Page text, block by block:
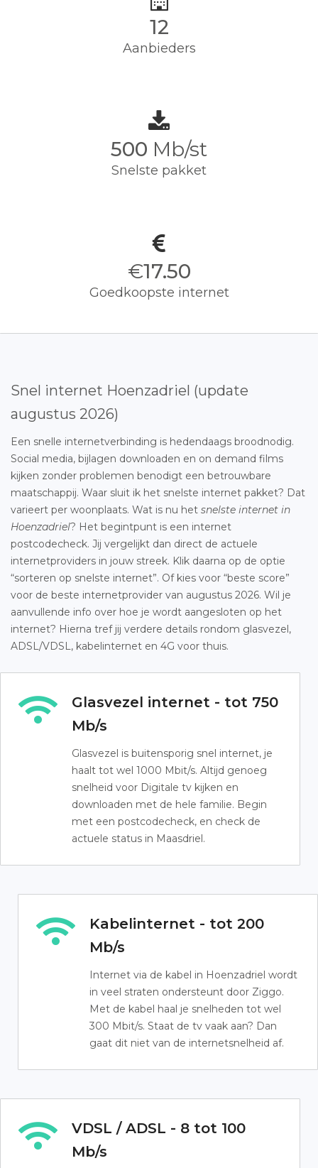
12
Aanbieders
500 Mb/st
Snelste pakket
€17.50
Goedkoopste internet
Snel internet Hoenzadriel (update
augustus 2026)
Een snelle internetverbinding is hedendaags broodnodig.
Social media, bijlagen downloaden en on demand films
kijken zonder problemen benodigt een betrouwbare
maatschappij. Waar sluit ik het snelste internet pakket? Dat
varieert per woonplaats. Wat is nu het snelste internet in
Hoenzadriel? Het begintpunt is een internet
postcodecheck. Jij vergelijkt dan direct de actuele
internetproviders in jouw streek. Klik daarna op de optie
“sorteren op snelste internet”. Of kies voor “beste score”
voor de beste internetprovider van augustus 2026. Wil je
aanvullende info over hoe je wordt aangesloten op het
internet? Hierna tref jij verdere details rondom glasvezel,
ADSL/VDSL, kabelinternet en 4G voor thuis.
Glasvezel internet - tot 750
Mb/s
Glasvezel is buitensporig snel internet, je
haalt tot wel 1000 Mbit/s. Altijd genoeg
snelheid voor Digitale tv kijken en
downloaden met de hele familie. Begin
met een postcodecheck, en check de
actuele status in Maasdriel.
Kabelinternet - tot 200
Mb/s
Internet via de kabel in Hoenzadriel wordt
in veel straten ondersteunt door Ziggo.
Met de kabel haal je snelheden tot wel
300 Mbit/s. Staat de tv vaak aan? Dan
gaat dit niet van de internetsnelheid af.
VDSL / ADSL - 8 tot 100
Mb/s